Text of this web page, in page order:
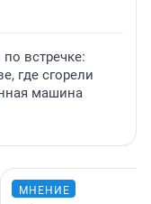
встречке:
где сгорели
машина
МНЕНИЕ